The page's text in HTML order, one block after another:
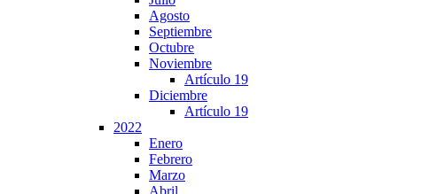
Agosto
Septiembre
Octubre
Noviembre
Artículo 19
Diciembre
Artículo 19
2022
Enero
Febrero
Marzo
Abril